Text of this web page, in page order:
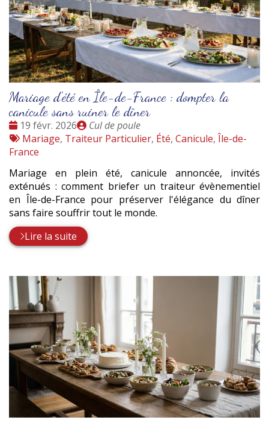
Mariage d'été en Île-de-France : dompter la
canicule sans ruiner le dîner
Date
:
19 févr. 2026
Publié
par
Cul de poule
Tags
:
Mariage, Traiteur Particulier, Été, Canicule, Île-de-
France
Mariage en plein été, canicule annoncée, invités
exténués : comment briefer un traiteur évènementiel
en Île-de-France pour préserver l'élégance du dîner
sans faire souffrir tout le monde.
Lire la suite